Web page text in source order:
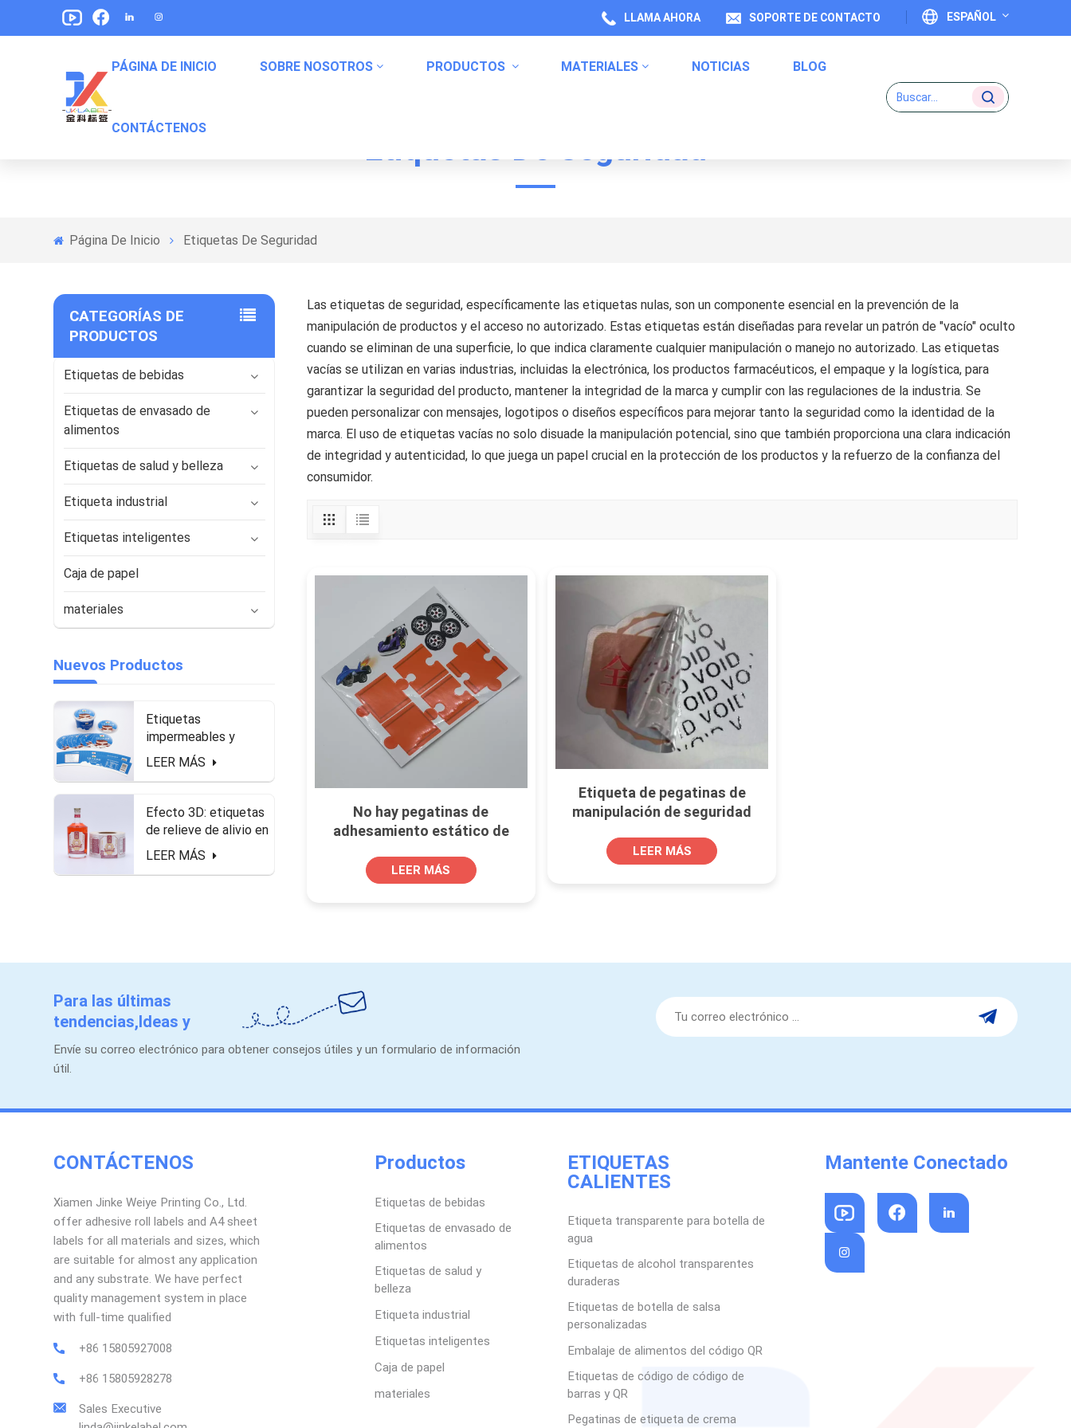
ESPAÑOL
日本語
بالعربية
Indonesia
norwegian
LLAMA AHORA SOPORTE DE CONTACTO
PÁGINA DE INICIO SOBRE NOSOTROS PRODUCTOS MATERIALES NOTICIAS BLOG
CONTÁCTENOS
Etiquetas De Seguridad
Página De Inicio Etiquetas De Seguridad
CATEGORÍAS DE
PRODUCTOS
Etiquetas de bebidas
Etiquetas de envasado de
alimentos
Etiquetas de salud y belleza
Etiqueta industrial
Etiquetas inteligentes
Caja de papel
materiales
Nuevos Productos
Etiquetas
impermeables y
seguras de alimentos
en el paquete de
LEER MÁS
Efecto 3D: etiquetas
de relieve de alivio en
forma de rollo para
botella de licor
LEER MÁS
Las etiquetas de seguridad, específicamente las etiquetas nulas, son un componente esencial en la prevención de la
manipulación de productos y el acceso no autorizado. Estas etiquetas están diseñadas para revelar un patrón de "vacío" oculto
cuando se eliminan de una superficie, lo que indica claramente cualquier manipulación o manejo no autorizado. Las etiquetas
vacías se utilizan en varias industrias, incluidas la electrónica, los productos farmacéuticos, el empaque y la logística, para
garantizar la seguridad del producto, mantener la integridad de la marca y cumplir con las regulaciones de la industria. Se
pueden personalizar con mensajes, logotipos o diseños específicos para mejorar tanto la seguridad como la identidad de la
marca. El uso de etiquetas vacías no solo disuade la manipulación potencial, sino que también proporciona una clara indicación
de integridad y autenticidad, lo que juega un papel crucial en la protección de los productos y la refuerzo de la confianza del
consumidor.
No hay pegatinas de
adhesamiento estático de
LEER MÁS
Etiqueta de pegatinas de
manipulación de seguridad
LEER MÁS
Para las últimas
tendencias,Ideas y
promociones.
Envíe su correo electrónico para obtener consejos útiles y un formulario de información
útil.
CONTÁCTENOS
Xiamen Jinke Weiye Printing Co., Ltd.
offer adhesive roll labels and A4 sheet
labels for all materials and sizes, which
are suitable for almost any application
and any substrate. We have perfect
quality management system in place
with full-time qualified
+86 15805927008
+86 15805928278
Sales Executive
Productos
Etiquetas de bebidas
Etiquetas de envasado de
alimentos
Etiquetas de salud y
belleza
Etiqueta industrial
Etiquetas inteligentes
Caja de papel
materiales
ETIQUETAS
CALIENTES
Etiqueta transparente para botella de
agua
Etiquetas de alcohol transparentes
duraderas
Etiquetas de botella de salsa
personalizadas
Embalaje de alimentos del código QR
Etiquetas de código de código de
barras y QR
Pegatinas de etiqueta de crema
Mantente Conectado